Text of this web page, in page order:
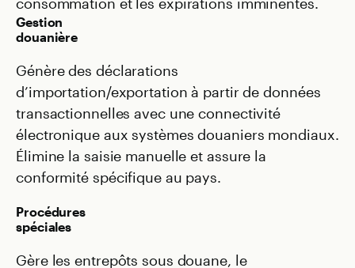
Gestion
douanière
Génère des déclarations
d’importation/exportation à partir de données
transactionnelles avec une connectivité
électronique aux systèmes douaniers mondiaux.
Élimine la saisie manuelle et assure la
conformité spécifique au pays.
Procédures
spéciales
Gère les entrepôts sous douane, le